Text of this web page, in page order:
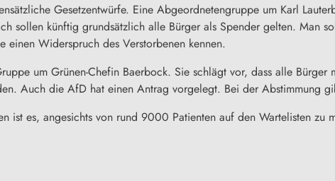
Gesetzentwürfe. Eine Abgeordnetengruppe um Karl
sollen künftig grundsätzlich alle Bürger als Spender gelten. Man
Widerspruch des Verstorbenen kennen.
um Grünen-Chefin Baerbock. Sie schlägt vor, dass alle Bürger
Auch die AfD hat einen Antrag vorgelegt. Bei der Abstimmung
ist es, angesichts von rund 9000 Patienten auf den Wartelisten zu